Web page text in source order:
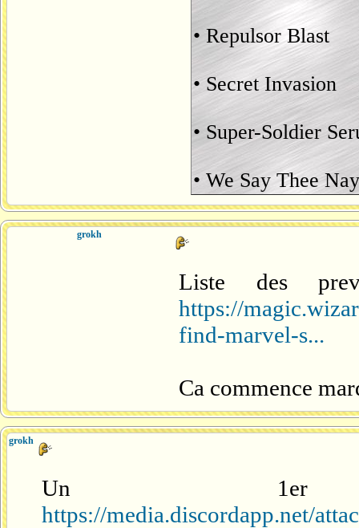
• Repulsor Blast
• Secret Invasion
• Super-Soldier
• We Say Thee
grokh
Liste des
https://
find-marvel-s...
Ca commence
grokh
Un
https://media.discordapp.net/